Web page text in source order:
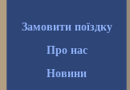
Замовити поїздку
Про нас
Новини